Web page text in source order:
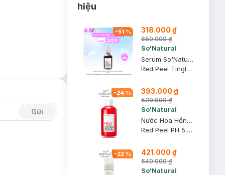
Gửi
hiệu
-51% 318.000 ₫
650.000 ₫
So'Natural
Serum So'Natural Tái Tạo Da Sinh Học, Mờ Thâm Sáng Da 35ml
Red Peel Tingle Serum
-24 % 393.000 ₫
520.000 ₫
So'Natural
Nước Hoa Hồng So'Natural Cấp Ẩm Cho Mọi Làn Da 250ml
Red Peel PH 5.5 Red Water Tonic
-22 % 421.000 ₫
540.000 ₫
So'Natural